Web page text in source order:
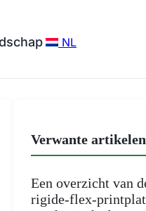
NL
Verwante artikelen
Een overzicht van
rigide-flex-